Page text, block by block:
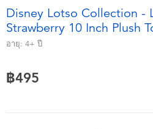
อุปกรณ์แต่งตัวและการสว
Hot Wheels ฮ็อตวีลส์
Disney Lotso Collection -
Strawberry 10 Inch Plush
อายุ: 4+ ปี
฿495